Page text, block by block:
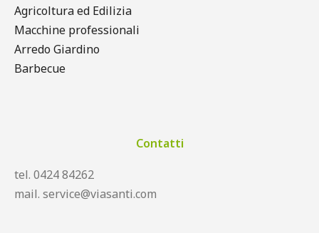
Agricoltura ed Edilizia
Macchine professionali
Arredo Giardino
Barbecue
Contatti
tel. 0424 84262
mail. service@viasanti.com